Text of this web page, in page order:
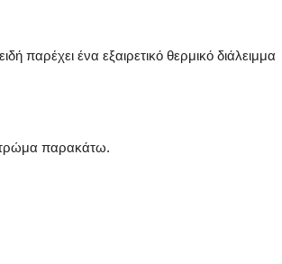
παρέχει ένα εξαιρετικό θερμικό διάλειμμα
παρακάτω.